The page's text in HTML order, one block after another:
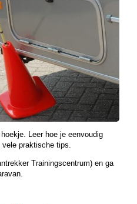
Leer hoe je eenvoudig
praktische tips.
Trainingscentrum) en ga